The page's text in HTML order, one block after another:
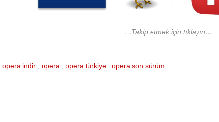
…Takip etmek için tıklayın…
opera indir opera opera türkiye opera son sürüm